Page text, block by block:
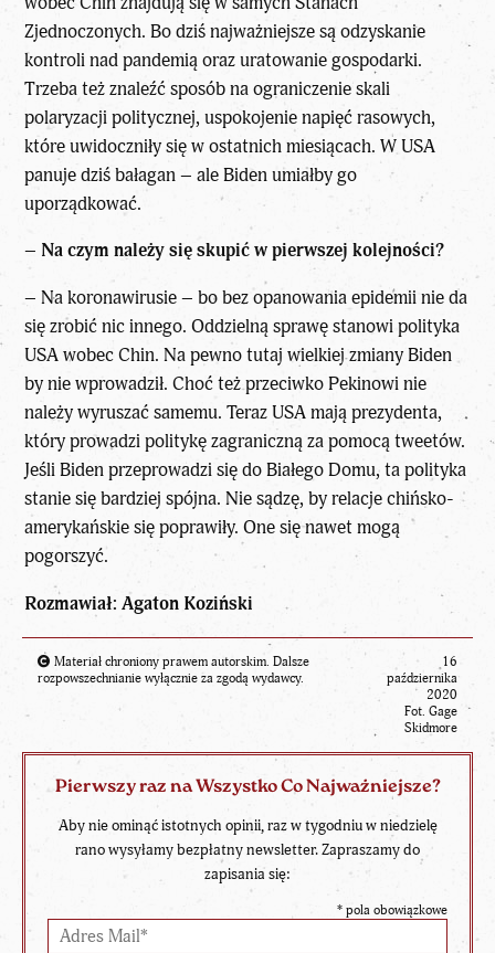
Zjednoczonych. Bo dziś najważniejsze są odzyskanie
kontroli nad pandemią oraz uratowanie gospodarki.
Trzeba też znaleźć sposób na ograniczenie skali
polaryzacji politycznej, uspokojenie napięć rasowych,
które uwidoczniły się w ostatnich miesiącach. W USA
panuje dziś bałagan – ale Biden umiałby go
uporządkować.
– Na czym należy się skupić w pierwszej kolejności?
– Na koronawirusie – bo bez opanowania epidemii nie da
się zrobić nic innego. Oddzielną sprawę stanowi polityka
USA wobec Chin. Na pewno tutaj wielkiej zmiany Biden
by nie wprowadził. Choć też przeciwko Pekinowi nie
należy wyruszać samemu. Teraz USA mają prezydenta,
który prowadzi politykę zagraniczną za pomocą tweetów.
Jeśli Biden przeprowadzi się do Białego Domu, ta polityka
stanie się bardziej spójna. Nie sądzę, by relacje chińsko-
amerykańskie się poprawiły. One się nawet mogą
pogorszyć.
Rozmawiał: Agaton Koziński
Materiał chroniony prawem autorskim. Dalsze
rozpowszechnianie wyłącznie za zgodą wydawcy.
16
października
2020
Fot. Gage
Skidmore
Pierwszy raz na Wszystko Co Najważniejsze?
Aby nie ominąć istotnych opinii, raz w tygodniu w niedzielę
rano wysyłamy bezpłatny newsletter. Zapraszamy do
zapisania się:
* pola obowiązkowe